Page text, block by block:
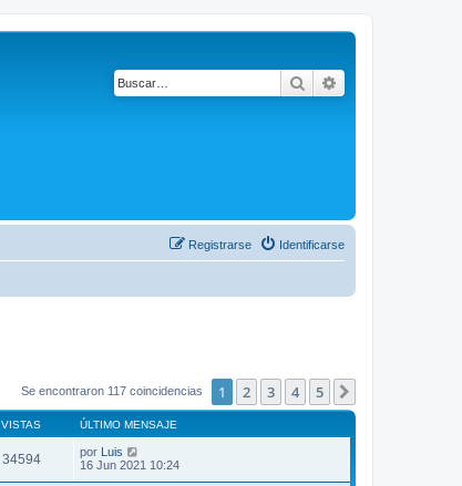
Buscar
Identificarse
Registrarse
Se encontraron 117 coincidencias 1 2 3 4 5
VISTAS ÚLTIMO MENSAJE
34594 por Luis
16 Jun 2021 10:24